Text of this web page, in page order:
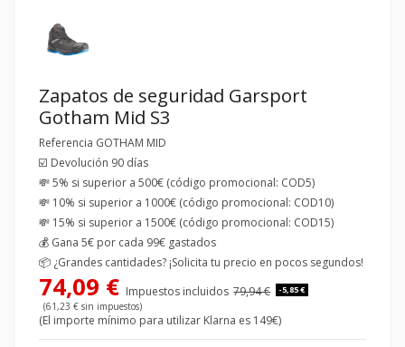
Zapatos de seguridad Garsport
Gotham Mid S3
Referencia GOTHAM MID
☑️ Devolución 90 días
💸 5% si superior a 500€ (código promocional: COD5)
💸 10% si superior a 1000€ (código promocional: COD10)
💸 15% si superior a 1500€ (código promocional: COD15)
💰 Gana 5€ por cada 99€ gastados
📦 ¿Grandes cantidades? ¡Solicita tu precio en pocos segundos!
74,09 € Impuestos incluidos 79,94 € -5,85 €
(61,23 € sin impuestos)
(El importe mínimo para utilizar Klarna es 149€)